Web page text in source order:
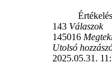
143 Válaszok
145016
Utolsó
2025.05.31.